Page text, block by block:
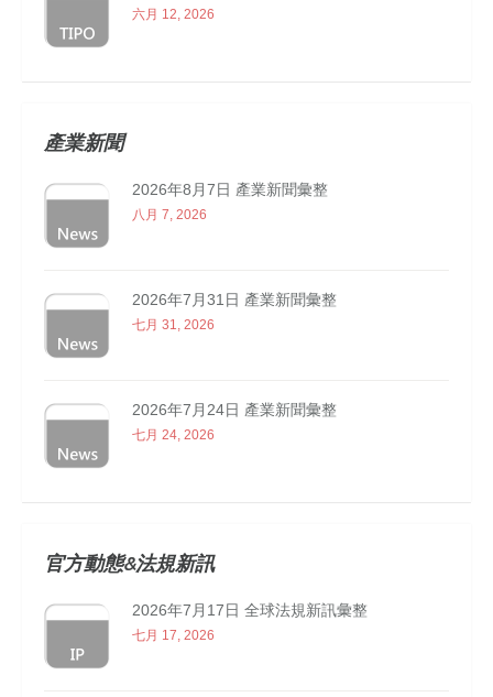
六月 12, 2026
產業新聞
2026年8月7日 產業新聞彙整
八月 7, 2026
2026年7月31日 產業新聞彙整
七月 31, 2026
2026年7月24日 產業新聞彙整
七月 24, 2026
官方動態&法規新訊
2026年7月17日 全球法規新訊彙整
七月 17, 2026